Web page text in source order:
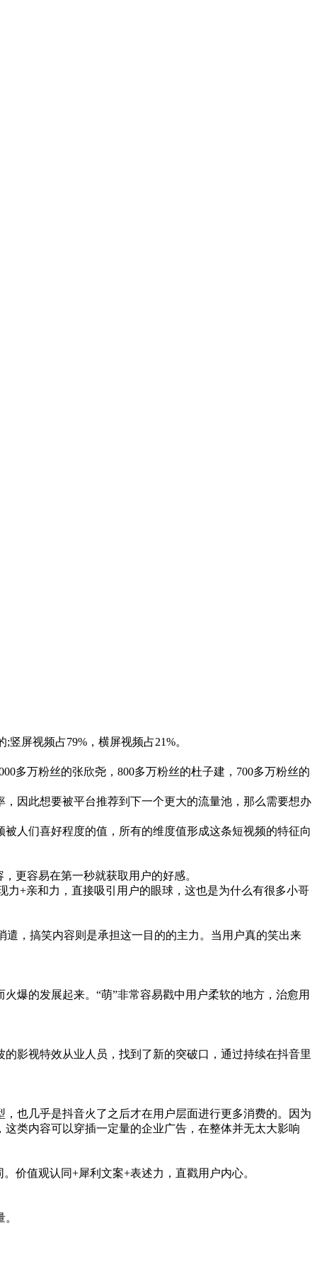
屏视频占79%，横屏视频占21%。
多万粉丝的张欣尧，800多万粉丝的杜子建，700多万粉丝的
因此想要被平台推荐到下一个更大的流量池，那么需要想办
人们喜好程度的值，所有的维度值形成这条短视频的特征向
更容易在第一秒就获取用户的好感。
力+亲和力，直接吸引用户的眼球，这也是为什么有很多小哥
，搞笑内容则是承担这一目的的主力。当用户真的笑出来
爆的发展起来。“萌”非常容易戳中用户柔软的地方，治愈用
影视特效从业人员，找到了新的突破口，通过持续在抖音里
也几乎是抖音火了之后才在用户层面进行更多消费的。因为
类内容可以穿插一定量的企业广告，在整体并无太大影响
价值观认同+犀利文案+表述力，直戳用户内心。